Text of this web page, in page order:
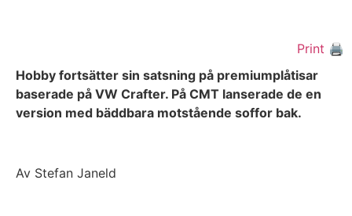
Print 🖨
Hobby fortsätter sin satsning på premiumplåtisar
baserade på VW Crafter. På CMT lanserade de en
version med bäddbara motstående soffor bak.
Av Stefan Janeld